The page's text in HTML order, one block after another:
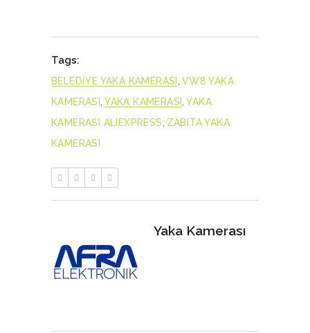
Tags:
BELEDİYE YAKA KAMERASI
VW8 YAKA
KAMERASI
YAKA KAMERASI
YAKA
KAMERASI ALIEXPRESS ZABITA YAKA
KAMERASI
Yaka Kamerası